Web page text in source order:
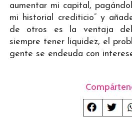
aumentar mi capital,
mi historial crediticio” y
de otros es la ventaja
siempre tener liquidez, el
gente se endeuda con